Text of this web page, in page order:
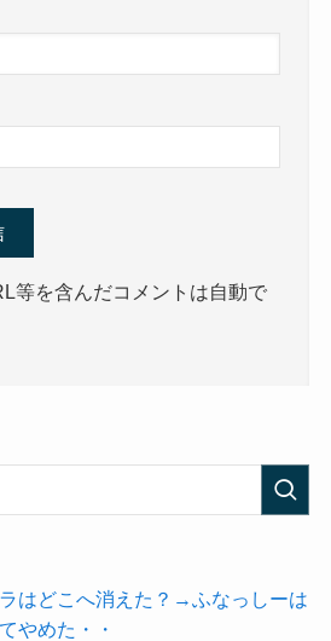
等を含んだコメントは自動で
はどこへ消えた？→ふなっしーは
やめた・・